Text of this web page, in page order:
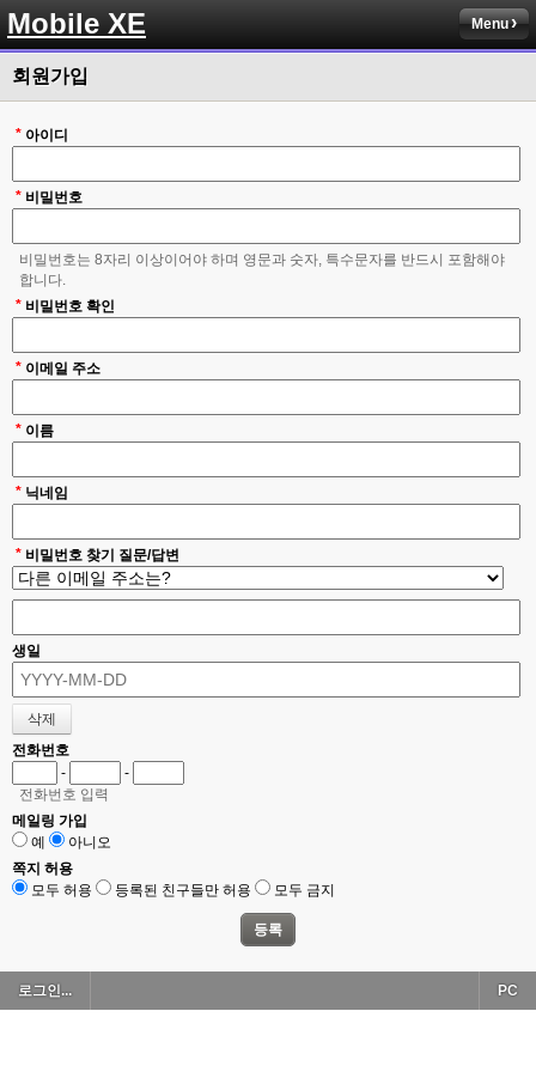
Mobile XE Menu
회원가입
아이디
*
비밀번호
*
비밀번호는 8자리 이상이어야 하며 영문과 숫자, 특수문자를 반드시 포함해야
합니다.
비밀번호 확인
*
* 이메일 주소
* 이름
* 닉네임
* 비밀번호 찾기 질문/답변
생일
전화번호
-
-
전화번호 입력
메일링 가입
예
아니오
쪽지 허용
모두 허용
등록된 친구들만 허용 모두 금지
로그인... PC